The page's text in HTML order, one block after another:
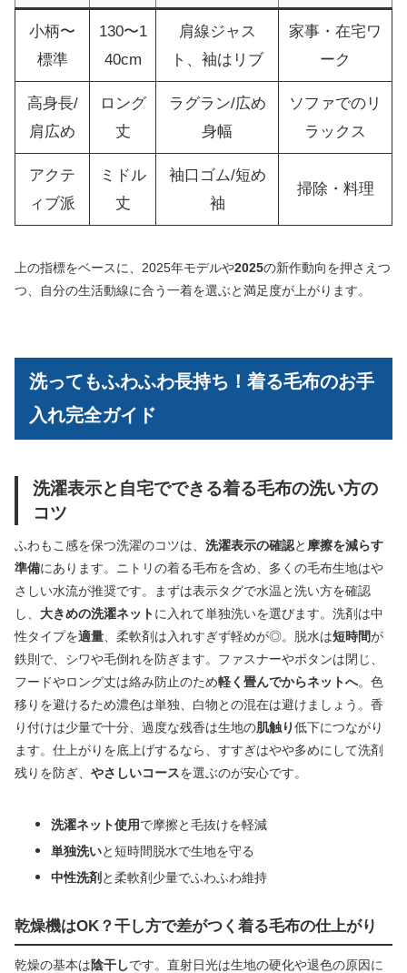
小柄〜
標準
130〜1
40cm
肩線ジャス
ト、袖はリブ
家事・在宅ワ
ーク
高身長/
肩広め
ロング
丈
ラグラン/広め
身幅
ソファでのリ
ラックス
アクテ
ィブ派
ミドル
丈
袖口ゴム/短め
袖
掃除・料理
上の指標をベースに、2025年モデルや2025の新作動向を押さえつ
つ、自分の生活動線に合う一着を選ぶと満足度が上がります。
洗ってもふわふわ長持ち！着る毛布のお手
入れ完全ガイド
洗濯表示と自宅でできる着る毛布の洗い方の
コツ
ふわもこ感を保つ洗濯のコツは、 洗濯表示の確認と 摩擦を減らす
準備にあります。ニトリの着る毛布を含め、多くの毛布生地はや
さしい水流が推奨です。まずは表示タグで水温と洗い方を確認
し、 大きめの洗濯ネットに入れて単独洗いを選びます。洗剤は中
性タイプを適量 、柔軟剤は入れすぎず軽めが◎。脱水は短時間が
鉄則で、シワや毛倒れを防ぎます。ファスナーやボタンは閉じ、
フードやロング丈は絡み防止のため軽く畳んでからネットへ。色
移りを避けるため濃色は単独、白物との混在は避けましょう。香
り付けは少量で十分、過度な残香は生地の肌触り低下につながり
ます。仕上がりを底上げするなら、すすぎはやや多めにして洗剤
残りを防ぎ、 やさしいコースを選ぶのが安心です。
洗濯ネット使用で摩擦と毛抜けを軽減
単独洗いと短時間脱水で生地を守る
中性洗剤 と柔軟剤少量でふわふわ維持
乾燥機はOK？干し方で差がつく着る毛布の仕上がり
乾燥の基本は陰干しです。直射日光は生地の硬化や退色の原因に